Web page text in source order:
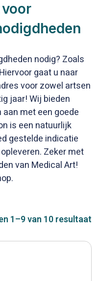
nodig? Zoals
gaat u naar
voor zowel artsen
jaar! Wij bieden
met een goede
is een natuurlijk
gestelde indicatie
Zeker met
van Medical Art!
1–9 van 10 resultaat